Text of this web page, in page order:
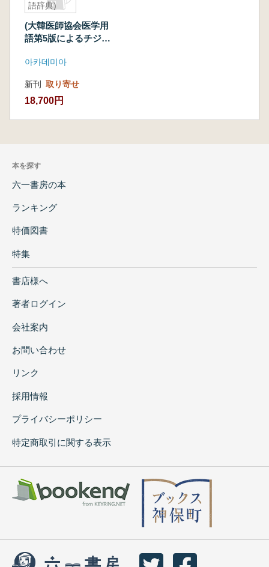
語辞典)
(大韓医師協会医学用
語第5版によるチジェ
아카데미아
新刊 取り寄せ
18,700円
本を探す
六一書房の本
ランキング
特価図書
特集
書店様へ
著者ログイン
会社案内
お問い合わせ
リンク
採用情報
プライバシーポリシー
特定商取引に関する表示